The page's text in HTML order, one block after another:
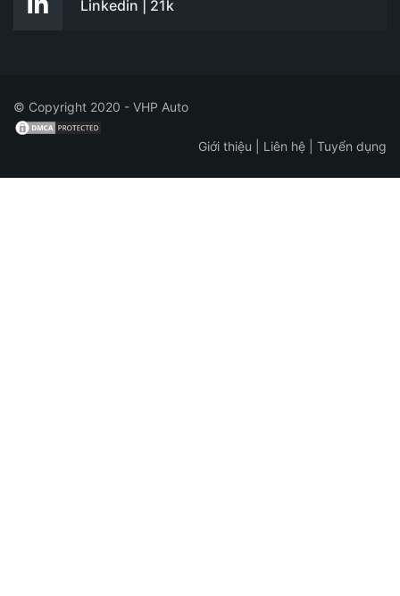
Linkedin | 21k
© Copyright 2020 - VHP Auto
Giới thiệu Liên hệ Tuyển dụng